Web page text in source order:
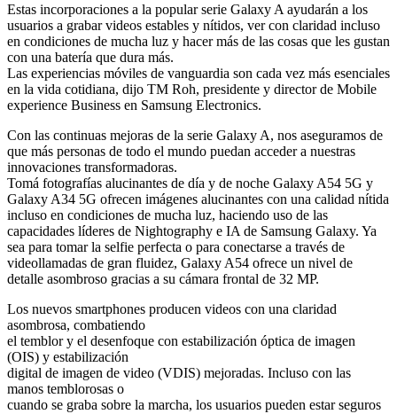
Estas incorporaciones a la popular serie Galaxy A ayudarán a los
usuarios a grabar videos estables y nítidos, ver con claridad incluso
en condiciones de mucha luz y hacer más de las cosas que les gustan
con una batería que dura más.
Las experiencias móviles de vanguardia son cada vez más esenciales
en la vida cotidiana, dijo TM Roh, presidente y director de Mobile
experience Business en Samsung Electronics.
Con las continuas mejoras de la serie Galaxy A, nos aseguramos de
que más personas de todo el mundo puedan acceder a nuestras
innovaciones transformadoras.
Tomá fotografías alucinantes de día y de noche Galaxy A54 5G y
Galaxy A34 5G ofrecen imágenes alucinantes con una calidad nítida
incluso en condiciones de mucha luz, haciendo uso de las
capacidades líderes de Nightography e IA de Samsung Galaxy. Ya
sea para tomar la selfie perfecta o para conectarse a través de
videollamadas de gran fluidez, Galaxy A54 ofrece un nivel de
detalle asombroso gracias a su cámara frontal de 32 MP.
Los nuevos smartphones producen videos con una claridad
asombrosa, combatiendo
el temblor y el desenfoque con estabilización óptica de imagen
(OIS) y estabilización
digital de imagen de video (VDIS) mejoradas. Incluso con las
manos temblorosas o
cuando se graba sobre la marcha, los usuarios pueden estar seguros